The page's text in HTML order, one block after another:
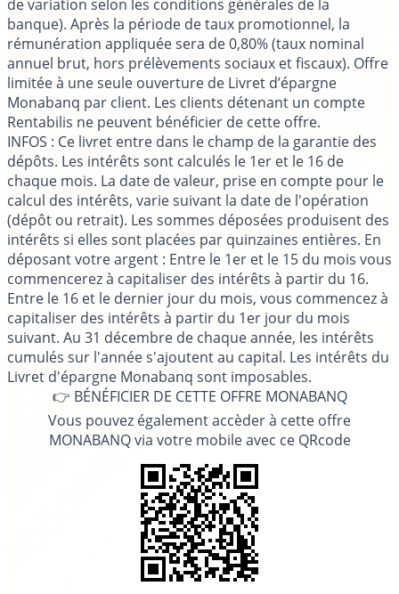
de variation selon les conditions générales de la
banque). Après la période de taux promotionnel, la
rémunération appliquée sera de 0,80% (taux nominal
annuel brut, hors prélèvements sociaux et fiscaux). Offre
limitée à une seule ouverture de Livret d’épargne
Monabanq par client. Les clients détenant un compte
Rentabilis ne peuvent bénéficier de cette offre.
INFOS : Ce livret entre dans le champ de la garantie des
dépôts. Les intérêts sont calculés le 1er et le 16 de
chaque mois. La date de valeur, prise en compte pour le
calcul des intérêts, varie suivant la date de l'opération
(dépôt ou retrait). Les sommes déposées produisent des
intérêts si elles sont placées par quinzaines entières. En
déposant votre argent : Entre le 1er et le 15 du mois vous
commencerez à capitaliser des intérêts à partir du 16.
Entre le 16 et le dernier jour du mois, vous commencez à
capitaliser des intérêts à partir du 1er jour du mois
suivant. Au 31 décembre de chaque année, les intérêts
cumulés sur l'année s'ajoutent au capital. Les intérêts du
Livret d'épargne Monabanq sont imposables.
👉 BÉNÉFICIER DE CETTE OFFRE MONABANQ
Vous pouvez également accèder à cette offre
MONABANQ via votre mobile avec ce QRcode